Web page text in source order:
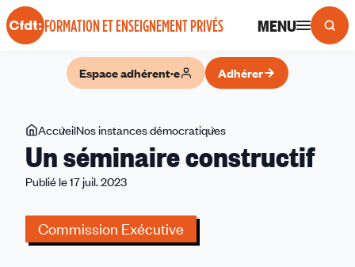
Panneau de gestion des cookies
FORMATION ET ENSEIGNEMENT PRIVÉS MENU
Espace adhérent·e Adhérer
Vous
êtes
ici
AccueilNos instances démocratiques
séminaire
Un séminaire constructif
Publié le 17 juil. 2023
Commission Exécutive